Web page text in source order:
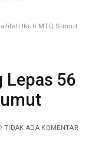
Ikuti MTQ Sumut
Lepas 56
TIDAK ADA KOMENTAR